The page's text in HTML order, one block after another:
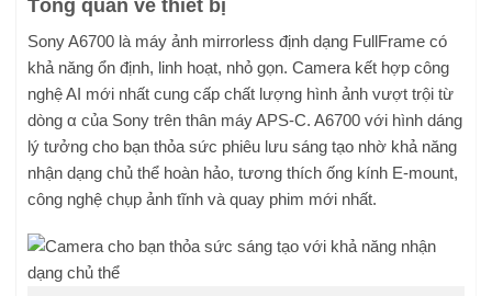
Tổng quan về thiết bị
Sony A6700 là máy ảnh mirrorless định dạng FullFrame có
khả năng ổn định, linh hoạt, nhỏ gọn. Camera kết hợp công
nghệ AI mới nhất cung cấp chất lượng hình ảnh vượt trội từ
dòng α của Sony trên thân máy APS-C. A6700 với hình dáng
lý tưởng cho bạn thỏa sức phiêu lưu sáng tạo nhờ khả năng
nhận dạng chủ thể hoàn hảo, tương thích ống kính E-mount,
công nghệ chụp ảnh tĩnh và quay phim mới nhất.